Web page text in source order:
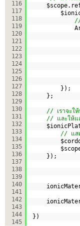
116
117
118
119
120
121
122
123
124
125
126
127
128
129
130
131
132
133
134
135
136
137
138
139
140
141
142
143
144
145
});
};
// เราจะใ
// และให้แ
// แสด
});
})